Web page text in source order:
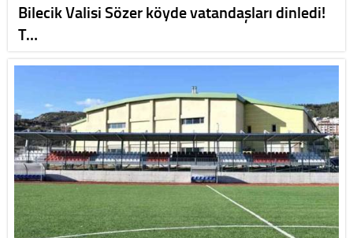
Bilecik Valisi Sözer köyde vatandaşları dinledi!
T…